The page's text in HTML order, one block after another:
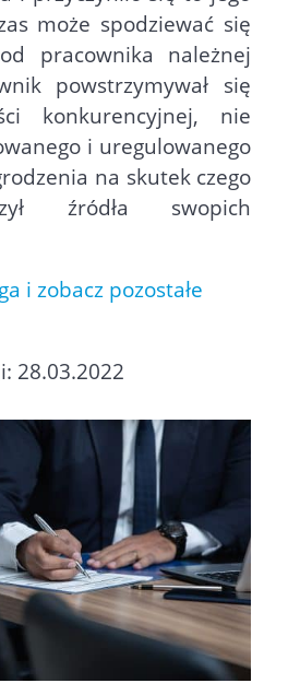
może spodziewać się
pracownika należnej
powstrzymywał się
konkurencyjnej, nie
i uregulowanego
na skutek czego
źródła swopich
i zobacz pozostałe
28.03.2022